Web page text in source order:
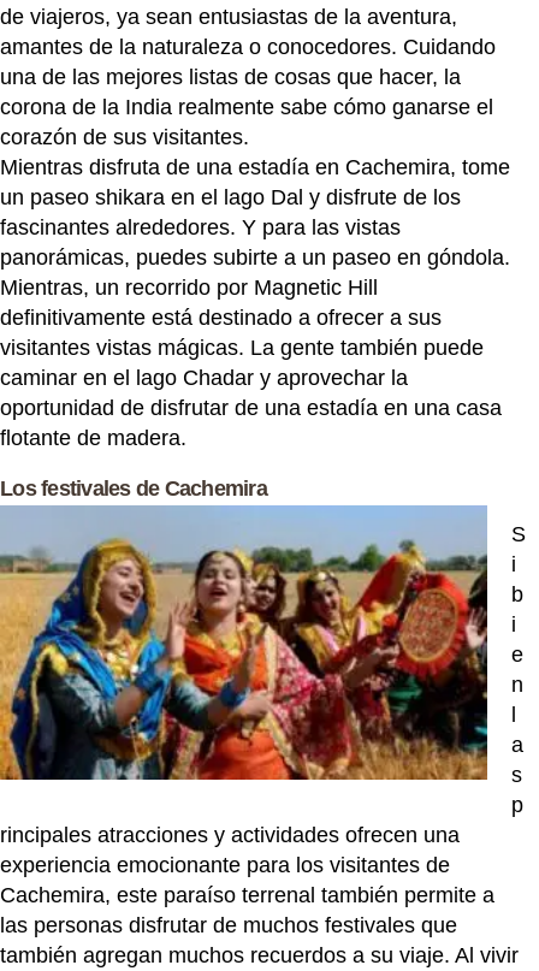
de viajeros, ya sean entusiastas de la aventura,
amantes de la naturaleza o conocedores. Cuidando
una de las mejores listas de cosas que hacer, la
corona de la India realmente sabe cómo ganarse el
corazón de sus visitantes.
Mientras disfruta de una estadía en Cachemira, tome
un paseo shikara en el lago Dal y disfrute de los
fascinantes alrededores. Y para las vistas
panorámicas, puedes subirte a un paseo en góndola.
Mientras, un recorrido por Magnetic Hill
definitivamente está destinado a ofrecer a sus
visitantes vistas mágicas. La gente también puede
caminar en el lago Chadar y aprovechar la
oportunidad de disfrutar de una estadía en una casa
flotante de madera.
Los festivales de Cachemira
S
i
b
i
e
n
l
a
s
p
rincipales atracciones y actividades ofrecen una
experiencia emocionante para los visitantes de
Cachemira, este paraíso terrenal también permite a
las personas disfrutar de muchos festivales que
también agregan muchos recuerdos a su viaje. Al vivir